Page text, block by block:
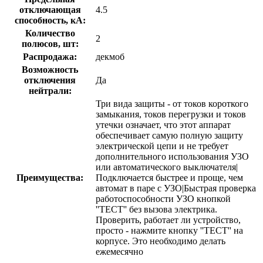
отключающая
способность, кA:
4.5
Количество
полюсов, шт:
2
Распродажа:
декмоб
Возможность
отключения
нейтрали:
Да
Преимущества:
Три вида защиты - от токов короткого
замыкания, токов перегрузки и токов
утечки означает, что этот аппарат
обеспечивает самую полную защиту
электрической цепи и не требует
дополнительного использования УЗО
или автоматического выключателя|
Подключается быстрее и проще, чем
автомат в паре с УЗО|Быстрая проверка
работоспособности УЗО кнопкой
''ТЕСТ'' без вызова электрика.
Проверить, работает ли устройство,
просто - нажмите кнопку ''ТЕСТ'' на
корпусе. Это необходимо делать
ежемесячно